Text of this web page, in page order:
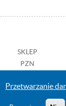
StopkaSKLEP
PZN
Przetwarzanie